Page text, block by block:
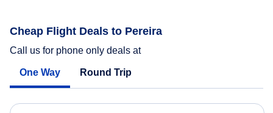
Cheap Flight Deals to Pereira
Call us for phone only deals at
One Way Round Trip